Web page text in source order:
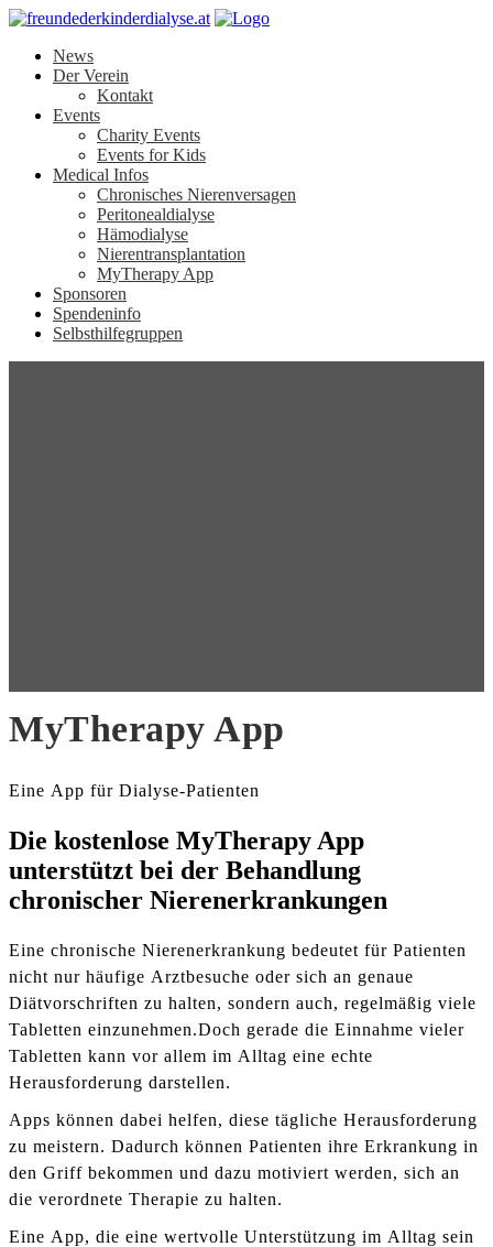
News
Der Verein
Kontakt
Events
Charity Events
Events for Kids
Medical Infos
Chronisches Nierenversagen
Peritonealdialyse
Hämodialyse
Nierentransplantation
MyTherapy App
Sponsoren
Spendeninfo
Selbsthilfegruppen
MyTherapy App
Eine App für Dialyse-Patienten
Die kostenlose MyTherapy App
unterstützt bei der Behandlung
chronischer Nierenerkrankungen
Eine chronische Nierenerkrankung bedeutet für Patienten
nicht nur häufige Arztbesuche oder sich an genaue
Diätvorschriften zu halten, sondern auch, regelmäßig viele
Tabletten einzunehmen.Doch gerade die Einnahme vieler
Tabletten kann vor allem im Alltag eine echte
Herausforderung darstellen.
Apps können dabei helfen, diese tägliche Herausforderung
zu meistern. Dadurch können Patienten ihre Erkrankung in
den Griff bekommen und dazu motiviert werden, sich an
die verordnete Therapie zu halten.
Eine App, die eine wertvolle Unterstützung im Alltag sein